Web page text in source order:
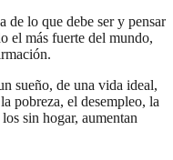
de lo que debe ser y pensar
el más fuerte del mundo,
sueño, de una vida ideal,
pobreza, el desempleo, la
sin hogar, aumentan